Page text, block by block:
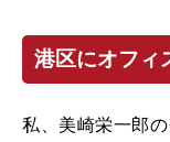
港区にオフィ
私、美崎栄一郎